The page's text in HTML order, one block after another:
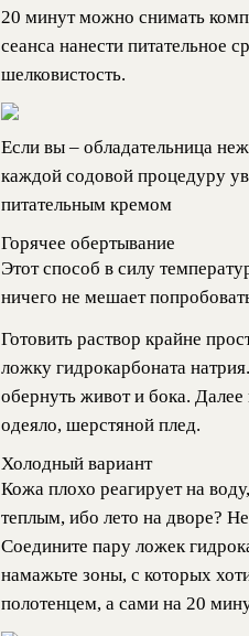
20 минут можно снимать
сеанса нанести питательное
шелковистость.
Если вы – обладательница
каждой содовой процедуру
питательным кремом
Горячее обертывание
Этот способ в силу
ничего не мешает
Готовить раствор крайне
ложку гидрокарбоната
обернуть живот и бока.
одеяло, шерстяной плед.
Холодный вариант
Кожа плохо реагирует на
теплым, ибо лето на дворе?
Соедините пару ложек
намажьте зоны, с которых
полотенцем, а сами на 20